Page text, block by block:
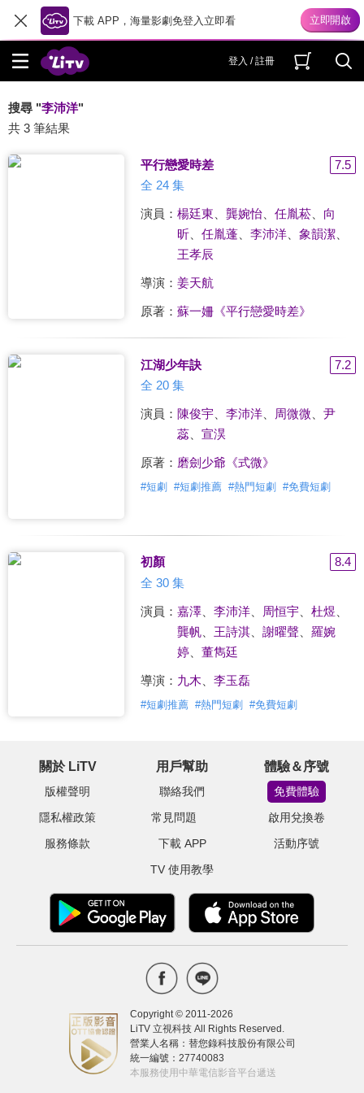
下載 APP，海量影劇免登入立即看
登入 / 註冊
搜尋 "李沛洋"
共 3 筆結果
平行戀愛時差
7.5
全 24 集
演員： 楊廷東 龔婉怡、 任胤菘、 向
昕、 任胤蓬、 李沛洋、 象韻潔、
王孝辰
導演： 姜天航
原著： 蘇一姍《平行戀愛時差》
江湖少年訣
7.2
全 20 集
演員： 陳俊宇、 李沛洋、 周微微
尹
蕊、 宣淏
原著： 磨劍少爺《式微》
#短劇 #短劇推薦 #熱門短劇 #免費短劇
初顏
8.4
全 30 集
演員： 嘉澤、 李沛洋、 周恒宇、 杜煜
龔帆、 王詩淇、 謝曜聲、 羅婉
婷、 董雋廷
導演： 九木、 李玉磊
#短劇推薦 #熱門短劇 #免費短劇
關於 LiTV
版權聲明
隱私權政策
服務條款
用戶幫助
聯絡我們
常見問題
下載 APP
TV 使用教學
體驗＆序號
免費體驗
啟用兌換卷
活動序號
Copyright © 2011-2026
LiTV 立視科技 All Rights Reserved.
營業人名稱：替您錄科技股份有限公司
統一編號：27740083
本服務使用中華電信影音平台遞送